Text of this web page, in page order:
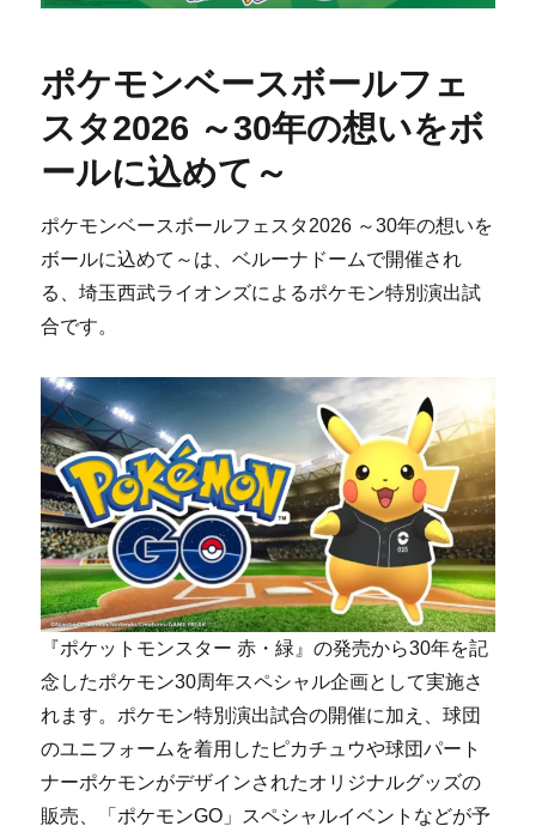
ポケモンベースボールフェ
スタ2026 ～30年の想いをボ
ールに込めて～
ポケモンベースボールフェスタ2026 ～30年の想いを
ボールに込めて～は、ベルーナドームで開催され
る、埼玉西武ライオンズによるポケモン特別演出試
合です。
『ポケットモンスター 赤・緑』の発売から30年を記
念したポケモン30周年スペシャル企画として実施さ
れます。ポケモン特別演出試合の開催に加え、球団
のユニフォームを着用したピカチュウや球団パート
ナーポケモンがデザインされたオリジナルグッズの
販売、「ポケモンGO」スペシャルイベントなどが予